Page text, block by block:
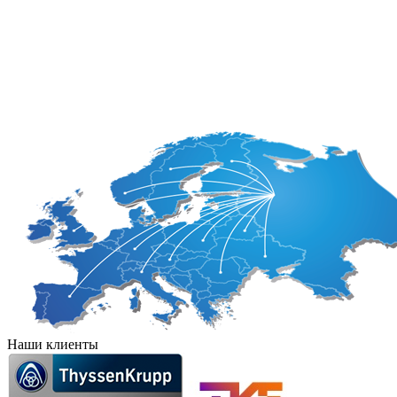
Наши клиенты